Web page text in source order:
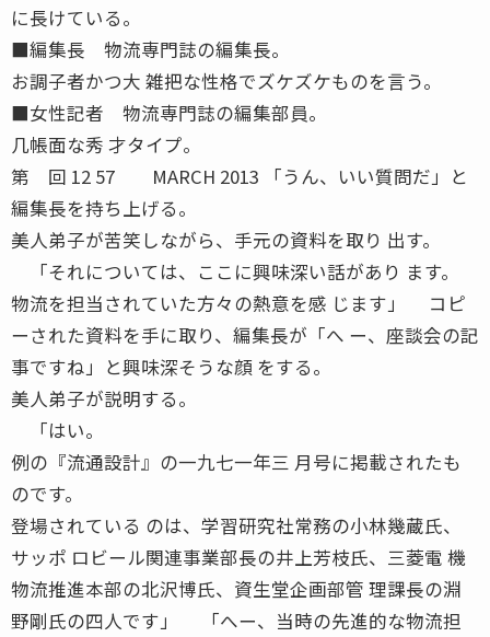
に長けている。
■編集長 物流専門誌の編集長。
お調子者かつ大 雑把な性格でズケズケものを言う。
■女性記者 物流専門誌の編集部員。
几帳面な秀 才タイプ。
第 回 12 57 MARCH 2013 「うん、いい質問だ」と
編集長を持ち上げる。
美人弟子が苦笑しながら、手元の資料を取り 出す。
「それについては、ここに興味深い話があり ます。
物流を担当されていた方々の熱意を感 じます」 コピ
ーされた資料を手に取り、編集長が「へ ー、座談会の記
事ですね」と興味深そうな顔 をする。
美人弟子が説明する。
「はい。
例の『流通設計』の一九七一年三 月号に掲載されたも
のです。
登場されている のは、学習研究社常務の小林幾蔵氏、
サッポ ロビール関連事業部長の井上芳枝氏、三菱電 機
物流推進本部の北沢博氏、資生堂企画部管 理課長の淵
野剛氏の四人です」 「へー、当時の先進的な物流担